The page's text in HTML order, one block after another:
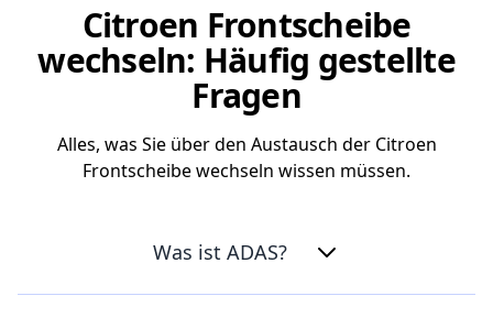
Citroen Frontscheibe
wechseln: Häufig gestellte
Fragen
Alles, was Sie über den Austausch der Citroen
Frontscheibe wechseln wissen müssen.
Was ist ADAS?